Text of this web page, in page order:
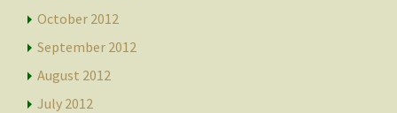
October 2012
September 2012
August 2012
July 2012